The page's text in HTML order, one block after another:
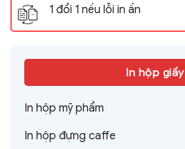
1 đổi 1 nếu lỗi in ấn
In hộp giấy
In hộp mỹ phẩm
In hộp đựng caffe